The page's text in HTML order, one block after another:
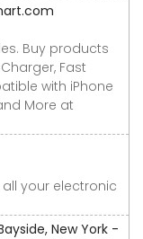
Buy products
Fast
with iPhone
More at
your electronic
New York -